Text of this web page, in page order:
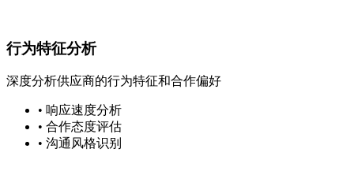
行为特征分析
深度分析供应商的行为特征和合作偏好
• 响应速度分析
• 合作态度评估
• 沟通风格识别